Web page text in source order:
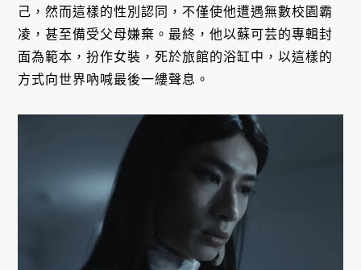
己，然而這樣的性別認同，不僅使他遭遇無數校園霸
凌，甚至備受父母嫌棄。最終，他以蘇可芸的專輯封
面為範本，扮作女裝，死於旅館的浴缸中，以這樣的
方式向世界吶喊最後一縷聲息。